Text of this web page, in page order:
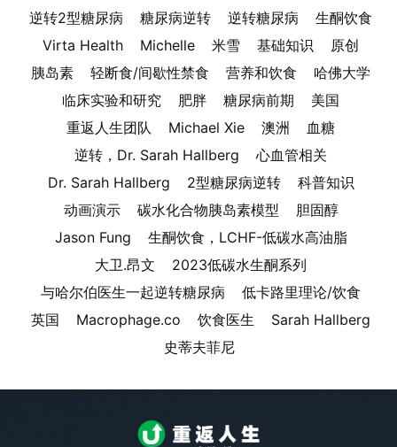
逆转2型糖尿病
糖尿病逆转 逆转糖尿病
生酮饮食
Virta Health
Michelle 米雪 基础知识
原创
胰岛素
轻断食/间歇性禁食 营养和饮食
哈佛大学
临床实验和研究
肥胖 糖尿病前期
美国
重返人生团队
Michael Xie 澳洲
血糖
逆转，Dr. Sarah Hallberg
心血管相关
Dr. Sarah Hallberg
2型糖尿病逆转
科普知识
动画演示
碳水化合物胰岛素模型
胆固醇
Jason Fung
生酮饮食，LCHF-低碳水高油脂
大卫.昂文
2023低碳水生酮系列
与哈尔伯医生一起逆转糖尿病
低卡路里理论/饮食
英国
Macrophage.co 饮食医生
Sarah Hallberg
史蒂夫菲尼